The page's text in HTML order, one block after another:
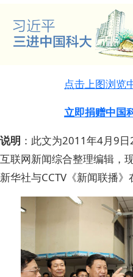
点击上图浏览
立即捐赠中国
说明 ：此文为2011年4月9
互联网新闻综合整理编辑，
新华社与CCTV《新闻联播